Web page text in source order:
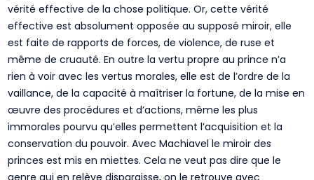
vérité effective de la chose politique. Or, cette vérité
effective est absolument opposée au supposé miroir, elle
est faite de rapports de forces, de violence, de ruse et
même de cruauté. En outre la vertu propre au prince n’a
rien à voir avec les vertus morales, elle est de l’ordre de la
vaillance, de la capacité à maîtriser la fortune, de la mise en
œuvre des procédures et d’actions, même les plus
immorales pourvu qu’elles permettent l’acquisition et la
conservation du pouvoir. Avec Machiavel le miroir des
princes est mis en miettes. Cela ne veut pas dire que le
genre qui en relève disparaisse, on le retrouve avec